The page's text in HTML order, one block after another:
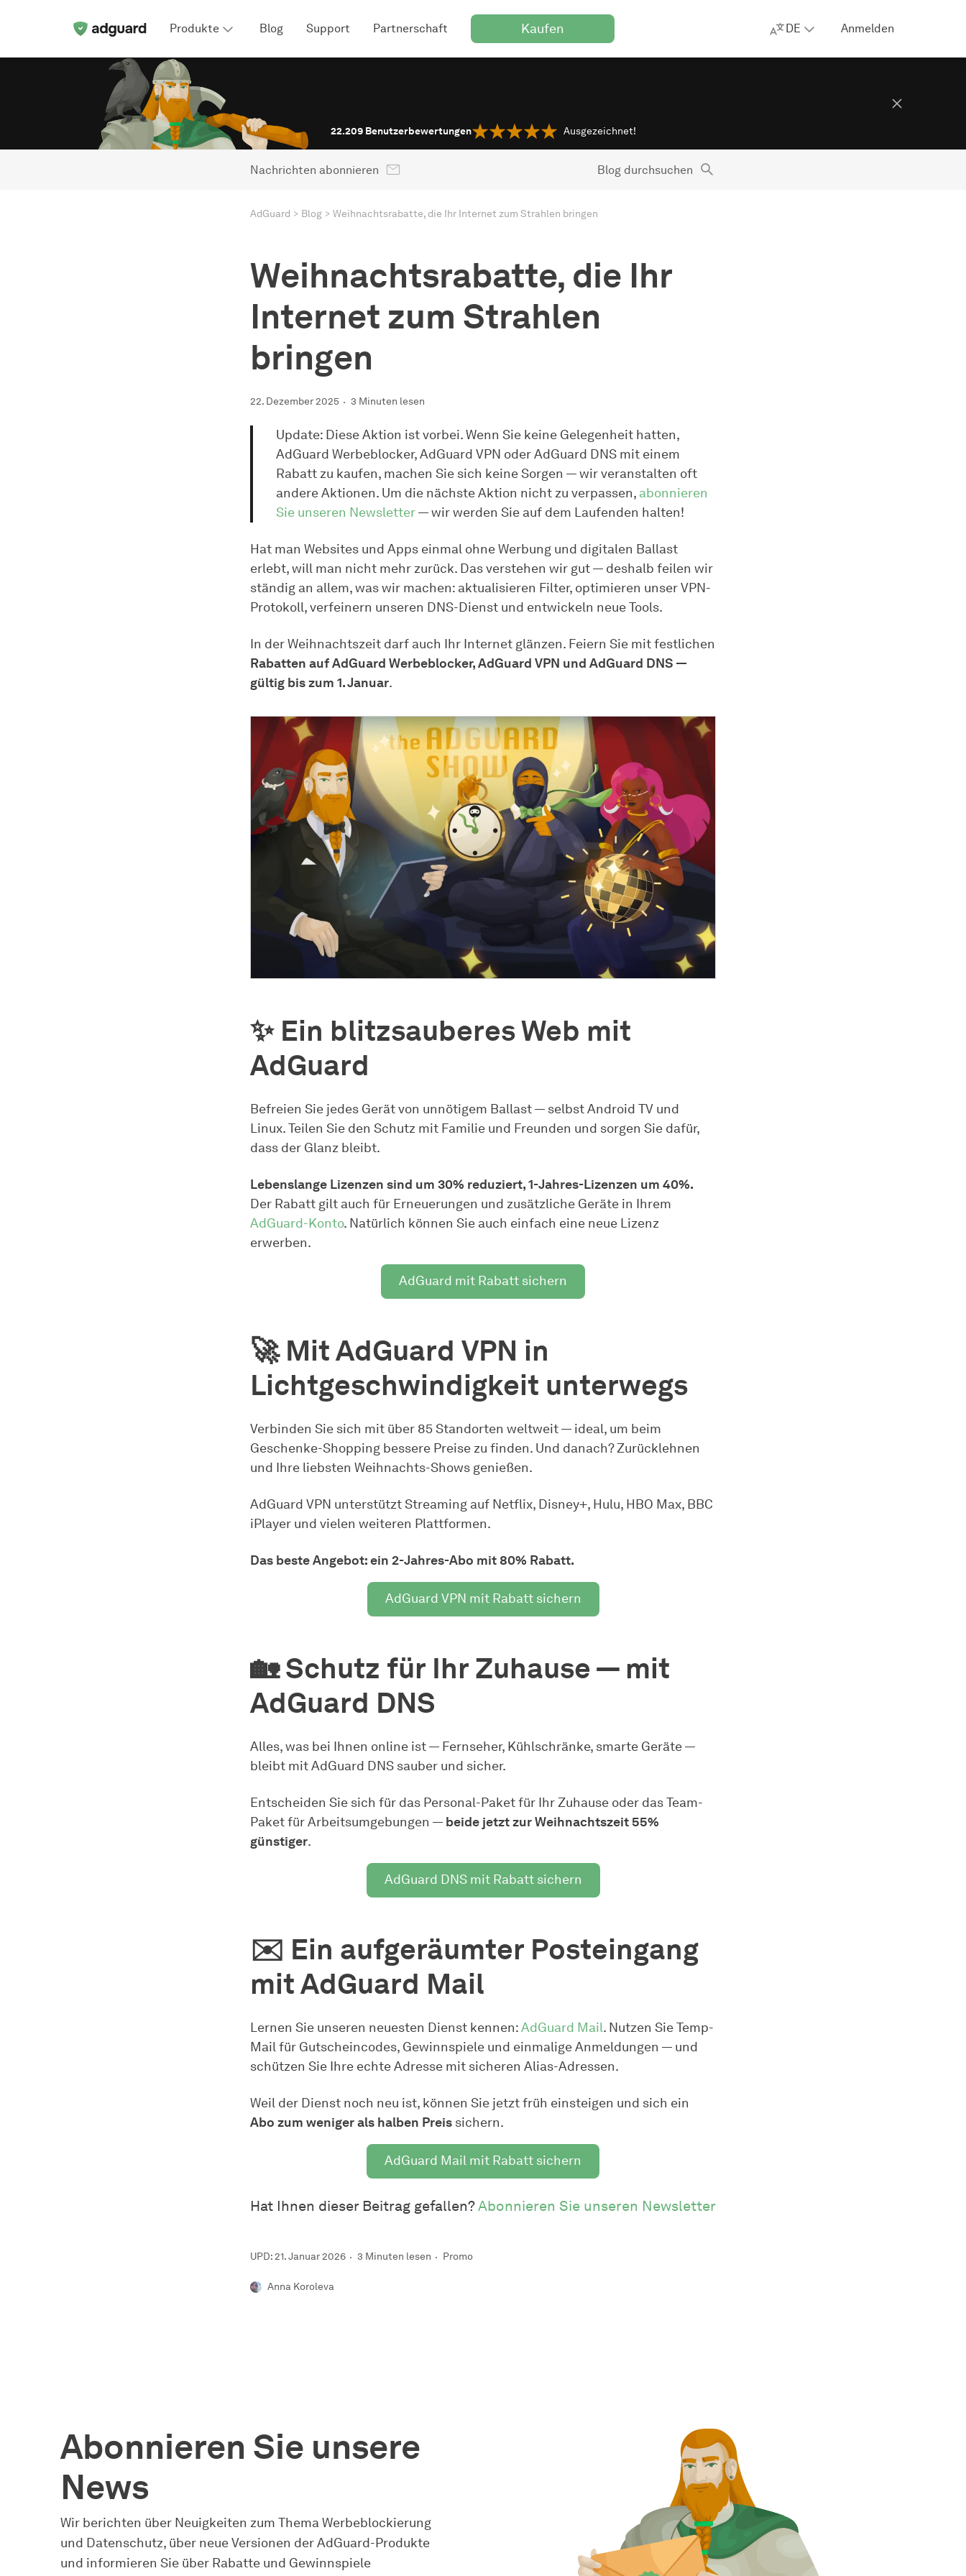
Produkte Blog Support Partnerschaft Kaufen DE Anmelden
22.209 Benutzerbewertungen Ausgezeichnet!
Nachrichten abonnieren Blog durchsuchen
AdGuard Blog Weihnachtsrabatte, die Ihr Internet zum Strahlen bringen
Weihnachtsrabatte, die Ihr
Internet zum Strahlen
bringen
22. Dezember 2025 3 Minuten lesen
Update: Diese Aktion ist vorbei. Wenn Sie keine Gelegenheit hatten,
AdGuard Werbeblocker, AdGuard VPN oder AdGuard DNS mit einem
Rabatt zu kaufen, machen Sie sich keine Sorgen — wir veranstalten oft
andere Aktionen. Um die nächste Aktion nicht zu verpassen, abonnieren
Sie unseren Newsletter— wir werden Sie auf dem Laufenden halten!
Hat man Websites und Apps einmal ohne Werbung und digitalen Ballast
erlebt, will man nicht mehr zurück. Das verstehen wir gut — deshalb feilen wir
ständig an allem, was wir machen: aktualisieren Filter, optimieren unser VPN-
Protokoll, verfeinern unseren DNS-Dienst und entwickeln neue Tools.
In der Weihnachtszeit darf auch Ihr Internet glänzen. Feiern Sie mit festlichen
Rabatten auf AdGuard Werbeblocker, AdGuard VPN und AdGuard DNS —
gültig bis zum 1. Januar.
✨ Ein blitzsauberes Web mit
AdGuard
Befreien Sie jedes Gerät von unnötigem Ballast — selbst Android TV und
Linux. Teilen Sie den Schutz mit Familie und Freunden und sorgen Sie dafür,
dass der Glanz bleibt.
Lebenslange Lizenzen sind um 30% reduziert, 1-Jahres-Lizenzen um 40%.
Der Rabatt gilt auch für Erneuerungen und zusätzliche Geräte in Ihrem
AdGuard-Konto. Natürlich können Sie auch einfach eine neue Lizenz
erwerben.
AdGuard mit Rabatt sichern
🚀 Mit AdGuard VPN in
Lichtgeschwindigkeit unterwegs
Verbinden Sie sich mit über 85 Standorten weltweit — ideal, um beim
Geschenke-Shopping bessere Preise zu finden. Und danach? Zurücklehnen
und Ihre liebsten Weihnachts-Shows genießen.
AdGuard VPN unterstützt Streaming auf Netflix, Disney+, Hulu, HBO Max, BBC
iPlayer und vielen weiteren Plattformen.
Das beste Angebot: ein 2-Jahres-Abo mit 80% Rabatt.
AdGuard VPN mit Rabatt sichern
🏡 Schutz für Ihr Zuhause — mit
AdGuard DNS
Alles, was bei Ihnen online ist — Fernseher, Kühlschränke, smarte Geräte —
bleibt mit AdGuard DNS sauber und sicher.
Entscheiden Sie sich für das Personal-Paket für Ihr Zuhause oder das Team-
Paket für Arbeitsumgebungen — beide jetzt zur Weihnachtszeit 55%
günstiger.
AdGuard DNS mit Rabatt sichern
✉️ Ein aufgeräumter Posteingang
mit AdGuard Mail
Lernen Sie unseren neuesten Dienst kennen:AdGuard Mail. Nutzen Sie Temp-
Mail für Gutscheincodes, Gewinnspiele und einmalige Anmeldungen — und
schützen Sie Ihre echte Adresse mit sicheren Alias-Adressen.
Weil der Dienst noch neu ist, können Sie jetzt früh einsteigen und sich ein
Abo zum weniger als halben Preis sichern.
AdGuard Mail mit Rabatt sichern
Hat Ihnen dieser Beitrag gefallen?Abonnieren Sie unseren Newsletter
UPD: 21. Januar 2026 3 Minuten lesen Promo
Anna Koroleva
Abonnieren Sie unsere
News
Wir berichten über Neuigkeiten zum Thema Werbeblockierung
und Datenschutz, über neue Versionen der AdGuard-Produkte
und informieren Sie über Rabatte und Gewinnspiele